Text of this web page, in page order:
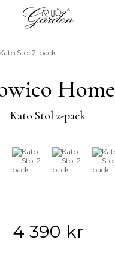
produkt eller
Stol 2-pack
Home
Kato Stol 2-pack
4 390 kr